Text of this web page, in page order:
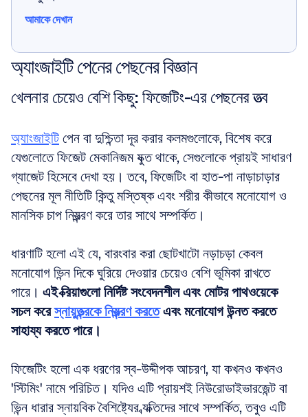
আমাকে দেখান
অ্যাংজাইটি পেনের পেছনের বিজ্ঞান
খেলনার চেয়েও বেশি কিছু: ফিজেটিং-এর পেছনের তত্ত্ব
অ্যাংজাইটি পেন বা দুশ্চিন্তা দূর করার কলমগুলোকে, বিশেষ করে
যেগুলোতে ফিজেট মেকানিজম যুক্ত থাকে, সেগুলোকে প্রায়ই সাধারণ
গ্যাজেট হিসেবে দেখা হয়। তবে, ফিজেটিং বা হাত-পা নাড়াচাড়ার
পেছনের মূল নীতিটি কিন্তু মস্তিষ্ক এবং শরীর কীভাবে মনোযোগ ও
মানসিক চাপ নিয়ন্ত্রণ করে তার সাথে সম্পর্কিত।
ধারণাটি হলো এই যে, বারংবার করা ছোটখাটো নড়াচড়া কেবল
মনোযোগ ভিন্ন দিকে ঘুরিয়ে দেওয়ার চেয়েও বেশি ভূমিকা রাখতে
পারে। এই ক্রিয়াগুলো নির্দিষ্ট সংবেদনশীল এবং মোটর পাথওয়েকে
সচল করে স্নায়ুতন্ত্রকে নিয়ন্ত্রণ করতে এবং মনোযোগ উন্নত করতে
সাহায্য করতে পারে।
ফিজেটিং হলো এক ধরণের স্ব-উদ্দীপক আচরণ, যা কখনও কখনও
'স্টিমিং' নামে পরিচিত। যদিও এটি প্রায়শই নিউরোডাইভারজেন্ট বা
ভিন্ন ধারার স্নায়বিক বৈশিষ্ট্যের ব্যক্তিদের সাথে সম্পর্কিত, তবুও এটি